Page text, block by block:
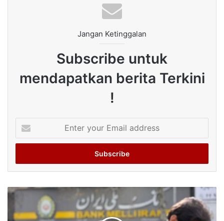
Jangan Ketinggalan
Subscribe untuk
mendapatkan berita Terkini
!
your
Email